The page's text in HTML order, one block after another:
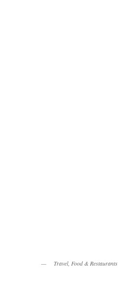
Travel, Food & Restaurants